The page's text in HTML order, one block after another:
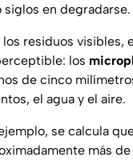
en degradarse.
residuos visibles,
los
de cinco
el agua y el aire.
se calcula
más